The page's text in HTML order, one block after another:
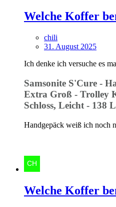
Welche Koffer
chili
31. August 2025
Ich denke ich versuche es
Samsonite S'Cure -
Extra Groß - Trolley
Schloss, Leicht - 138 L
Handgepäck weiß ich noch
Welche Koffer